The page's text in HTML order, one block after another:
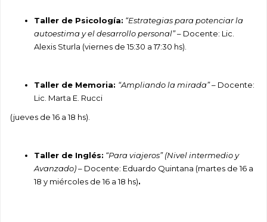
Taller de Psicología: “Estrategias para potenciar la
autoestima y el desarrollo personal”– Docente: Lic.
Alexis Sturla (viernes de 15:30 a 17:30 hs).
Taller de Memoria: “Ampliando la mirada” – Docente:
Lic. Marta E. Rucci
(jueves de 16 a 18 hs).
Taller de Inglés: “Para viajeros” (Nivel intermedio y
Avanzado) – Docente: Eduardo Quintana (martes de 16 a
18 y miércoles de 16 a 18 hs).